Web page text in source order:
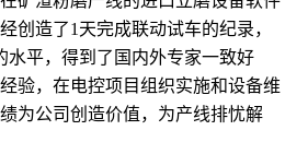
创造了1天完成联动试车的纪录，
水平，得到了国内外专家一致好
验，在电控项目组织实施和设备维
为公司创造价值，为产线排忧解